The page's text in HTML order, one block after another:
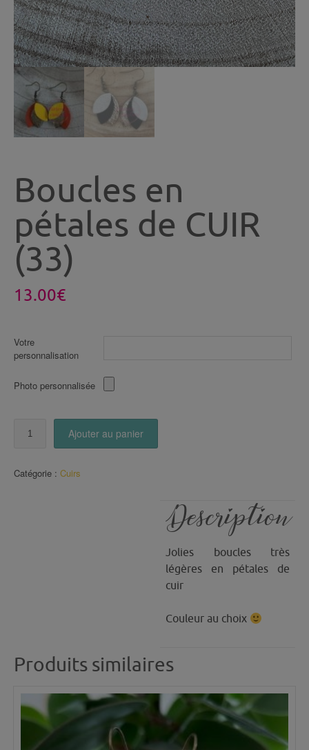
Boucles en
pétales de CUIR
(33)
13.00€
Votre
personnalisation
Photo personnalisée
pétales
Ajouter au panier
Catégorie : Cuirs
Description
Jolies boucles très
légères en pétales de
cuir
Couleur au choix
Produits similaires